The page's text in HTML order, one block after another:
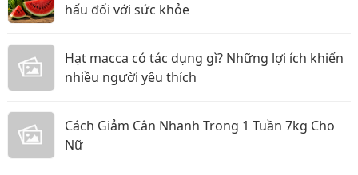
hấu đối với sức khỏe
Hạt macca có tác dụng gì? Những lợi ích khiến
nhiều người yêu thích
Cách Giảm Cân Nhanh Trong 1 Tuần 7kg Cho
Nữ